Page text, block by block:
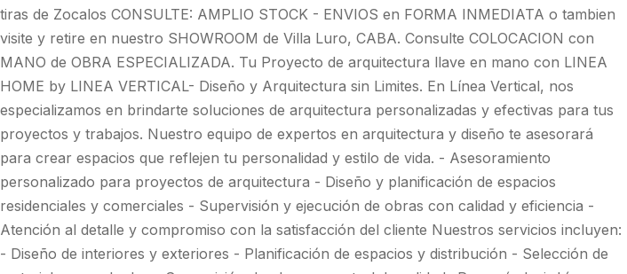
tiras de Zocalos CONSULTE: AMPLIO STOCK - ENVIOS en FORMA INMEDIATA o tambien
visite y retire en nuestro SHOWROOM de Villa Luro, CABA. Consulte COLOCACION con
MANO de OBRA ESPECIALIZADA. Tu Proyecto de arquitectura llave en mano con LINEA
HOME by LINEA VERTICAL- Diseño y Arquitectura sin Limites. En Línea Vertical, nos
especializamos en brindarte soluciones de arquitectura personalizadas y efectivas para tus
proyectos y trabajos. Nuestro equipo de expertos en arquitectura y diseño te asesorará
para crear espacios que reflejen tu personalidad y estilo de vida. - Asesoramiento
personalizado para proyectos de arquitectura - Diseño y planificación de espacios
residenciales y comerciales - Supervisión y ejecución de obras con calidad y eficiencia -
Atención al detalle y compromiso con la satisfacción del cliente Nuestros servicios incluyen:
- Diseño de interiores y exteriores - Planificación de espacios y distribución - Selección de